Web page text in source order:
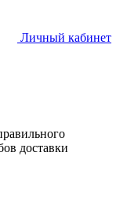
Личный кабинет
доставки